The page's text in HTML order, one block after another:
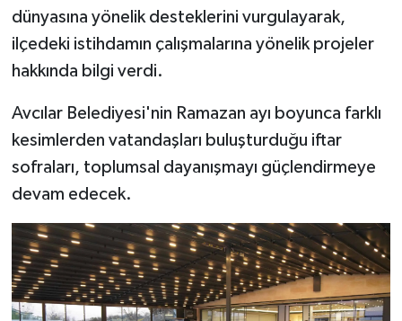
dünyasına yönelik desteklerini vurgulayarak,
ilçedeki istihdamın çalışmalarına yönelik projeler
hakkında bilgi verdi.
Avcılar Belediyesi'nin Ramazan ayı boyunca farklı
kesimlerden vatandaşları buluşturduğu iftar
sofraları, toplumsal dayanışmayı güçlendirmeye
devam edecek.